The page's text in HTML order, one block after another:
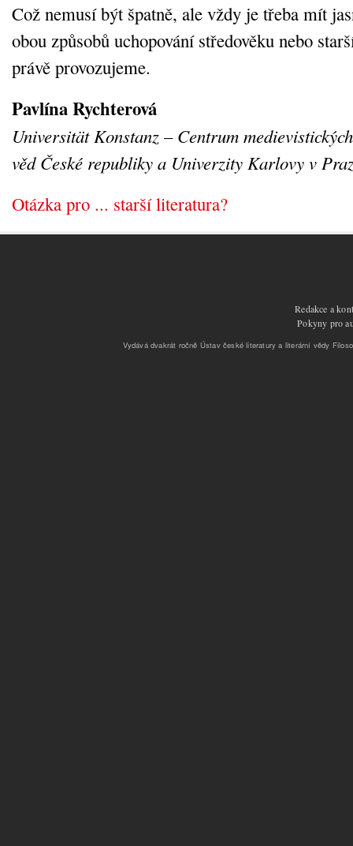
Což nemusí být špatně, ale vždy je třeba mít
obou způsobů uchopování středověku nebo
právě provozujeme.
Pavlína Rychterová
Universität Konstanz – Centrum
věd České republiky a Univerzity Karlovy v
Otázka pro ... starší literatura?
Redakce a
Pokyny pro
Vydává dvakrát ročně Ústav české literatury a literární vědy